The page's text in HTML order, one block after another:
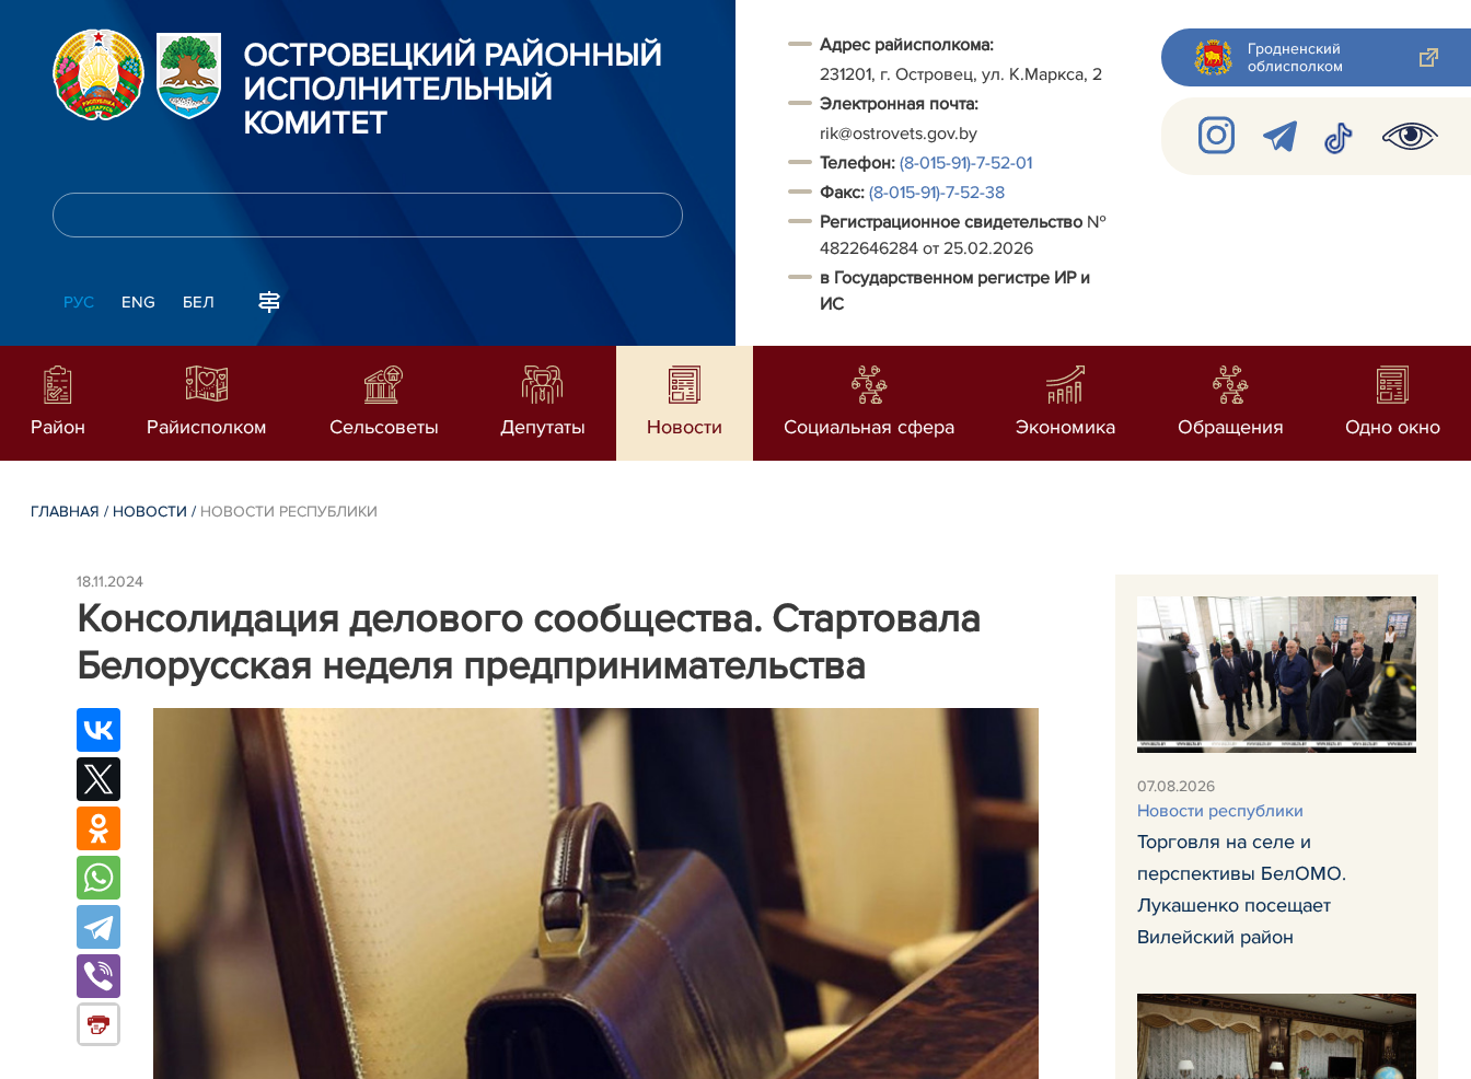
ОСТРОВЕЦКИЙ РАЙОННЫЙ
ИСПОЛНИТЕЛЬНЫЙ
КОМИТЕТ
РУС ENG БЕЛ
Адрес райисполкома:
231201, г. Островец, ул. К.Маркса, 2
Электронная почта:
rik@ostrovets.gov.by
Телефон: (8-015-91)-7-52-01
Факс: (8-015-91)-7-52-38
Регистрационное свидетельство №
4822646284 от 25.02.2026
в Государственном регистре ИР и
ИС
Гродненский
облисполком
Район Райисполком Сельсоветы Депутаты Новости Социальная сфера Экономика Обращения Одно окно
ГЛАВНАЯ / НОВОСТИ / НОВОСТИ РЕСПУБЛИКИ
18.11.2024
Консолидация делового сообщества. Стартовала
Белорусская неделя предпринимательства
07.08.2026
Новости республики
Торговля на селе и
перспективы БелОМО.
Лукашенко посещает
Вилейский район